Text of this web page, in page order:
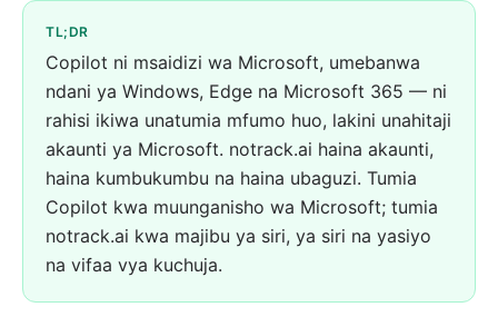
TL;DR
Copilot ni msaidizi wa Microsoft, umebanwa
ndani ya Windows, Edge na Microsoft 365 — ni
rahisi ikiwa unatumia mfumo huo, lakini unahitaji
akaunti ya Microsoft. notrack.ai haina akaunti,
haina kumbukumbu na haina ubaguzi. Tumia
Copilot kwa muunganisho wa Microsoft; tumia
notrack.ai kwa majibu ya siri, ya siri na yasiyo
na vifaa vya kuchuja.